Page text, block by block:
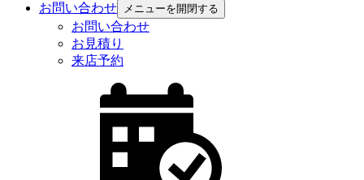
お問い合わせ
メニューを開閉する
お問い合わせ
お見積り
来店予約